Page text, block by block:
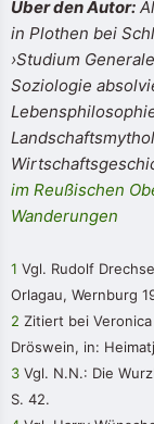
Über den Autor:
in Plothen bei
›Studium
Soziologie
im Reußischen
Wanderungen
1 Vgl. Rudolf
Orlagau, Wernburg
2 Zitiert bei
Dröswein, in:
3 Vgl. N.N.: Die
S. 42.